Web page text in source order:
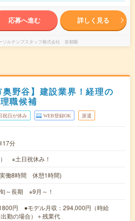
応募へ進む 詳しく見る
ソルテンプスタッフ株式会社 首都圏
野谷】建設業界！経理の
職候補
祝日が休み WEB登録OK 派遣
17分
※土日祝休み！
働8時間 休憩1時間)
～長期 ※9月～！
円 ●モデル月収：294,000円（時給
勤の場合）＋残業代